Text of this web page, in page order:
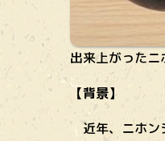
出来上がった
【背景】
近年、ニホン